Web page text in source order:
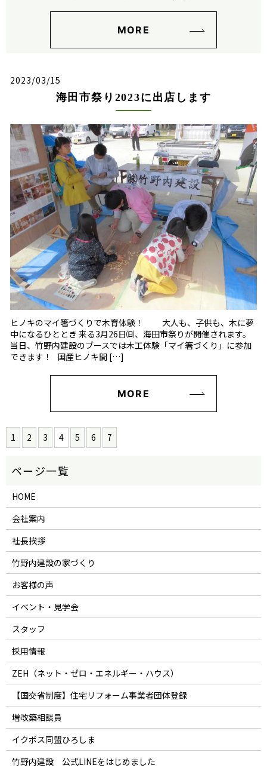
MORE
2023/03/15
海田市祭り2023に出店します
ヒノキのマイ箸づくりで木育体験！ 大人も、子供も、木に夢
中になるひととき 来る3月26日㈰、海田市祭りが開催されます。
当日、竹野内建設のブースでは木工体験「マイ箸づくり」に参加
できます！ 国産ヒノキ間 […]
MORE
1 2 3 4 5 6 7
HOME
会社案内
社長挨拶
竹野内建設の家づくり
お客様の声
イベント・見学会
スタッフ
採用情報
ZEH（ネット・ゼロ・エネルギー・ハウス）
【国交省制度】住宅リフォーム事業者団体登録
増改築相談員
イクボス同盟ひろしま
竹野内建設 公式LINEをはじめました